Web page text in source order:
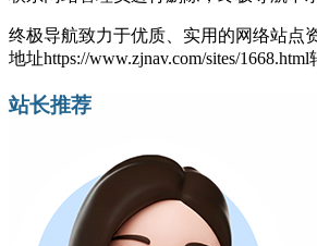
终极导航致力于优质、实用的网络站点
地址https://www.zjnav.com/sites/
站长推荐